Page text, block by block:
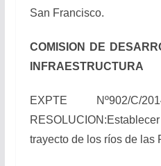
San Francisco.
COMISION DE
INFRAESTRUCTURA
EXPTE Nº902/C/
trayecto de los ríos de las